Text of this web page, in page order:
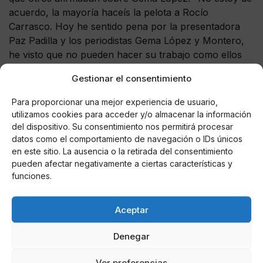
Gestionar el consentimiento
Para proporcionar una mejor experiencia de usuario,
utilizamos cookies para acceder y/o almacenar la información
del dispositivo. Su consentimiento nos permitirá procesar
datos como el comportamiento de navegación o IDs únicos
en este sitio. La ausencia o la retirada del consentimiento
pueden afectar negativamente a ciertas características y
funciones.
Aceptar
Denegar
acuerdo, la mayoría haceís la pelota a Rocío
Carrasco. Hoy he sentido pena por la presentadora
Paz Padilla y los periodistas Gema López y Montero,
he visto que no pueden hacer su trabajo como ellos
AUTOR
María De Las Nieves Fernández
Aguilera
Noticias relacionadas
Colombia 2025: Bitcoin Casinos